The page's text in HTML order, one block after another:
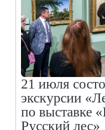
21 июля
экскурсии
по выставке
Русский лес»